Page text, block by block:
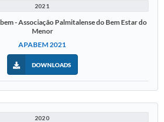
2021
- Associação Palmitalense do Bem Estar do
Menor
APABEM 2021
DOWNLOADS
2020